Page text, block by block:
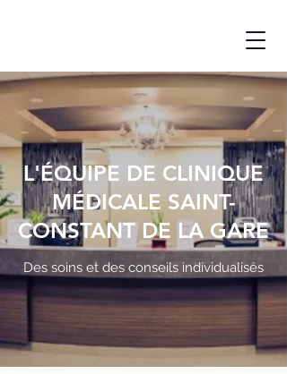
L'ÉQUIPE DE CLINIQUE
MÉDICALE SAINT-
CONSTANT DE LA GARE
Des soins et des conseils individualisés